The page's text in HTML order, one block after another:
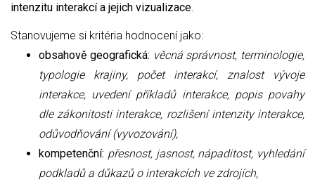
intenzitu interakcí a jejich vizualizace.
Stanovujeme si kritéria hodnocení jako:
obsahově geografická: věcná správnost, terminologie,
typologie krajiny, počet interakcí, znalost vývoje
interakce, uvedení příkladů interakce, popis povahy
dle zákonitosti interakce, rozlišení intenzity interakce,
odůvodňování (vyvozování),
kompetenční: přesnost, jasnost, nápaditost, vyhledání
podkladů a důkazů o interakcích ve zdrojích,